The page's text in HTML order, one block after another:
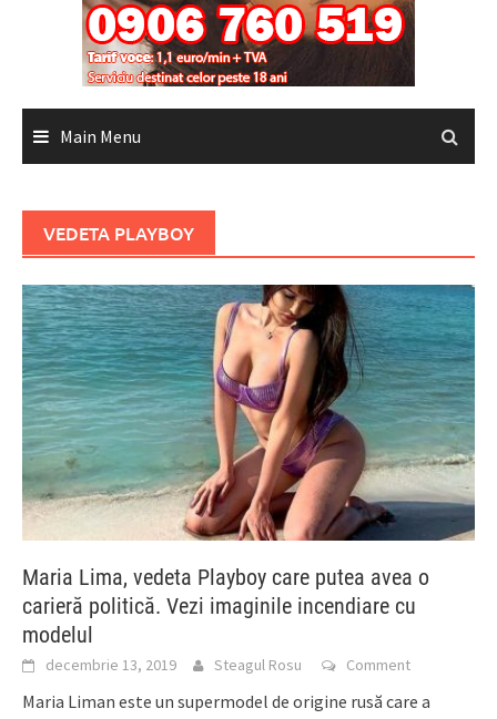
Main Menu
VEDETA PLAYBOY
Maria Lima, vedeta Playboy care putea avea o
carieră politică. Vezi imaginile incendiare cu
modelul
decembrie 13, 2019 Steagul Rosu Comment
Maria Liman este un supermodel de origine rusă care a